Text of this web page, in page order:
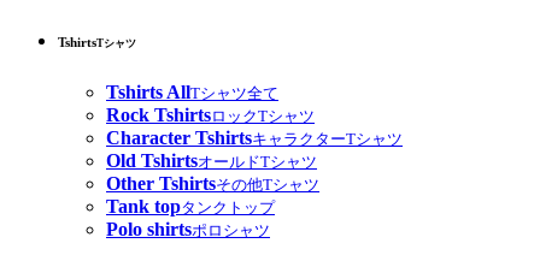
TshirtsTシャツ
Tshirts AllTシャツ全て
Rock TshirtsロックTシャツ
Character TshirtsキャラクターTシャツ
Old TshirtsオールドTシャツ
Other Tshirtsその他Tシャツ
Tank topタンクトップ
Polo shirtsポロシャツ